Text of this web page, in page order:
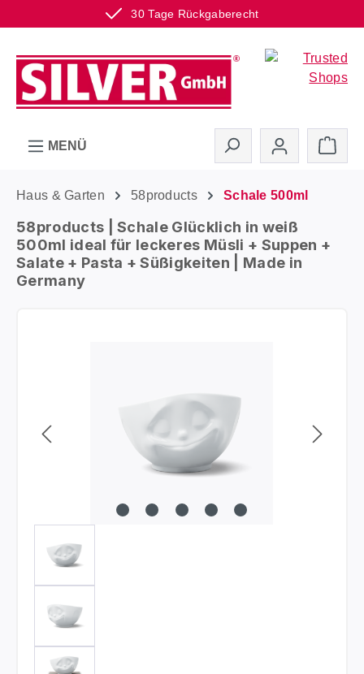
30 Tage Rückgaberecht
Zum Hauptinhalt springen
MENÜ
Haus & Garten 58products Schale 500ml
58products | Schale Glücklich in weiß
500ml ideal für leckeres Müsli + Suppen +
Salate + Pasta + Süßigkeiten | Made in
Germany